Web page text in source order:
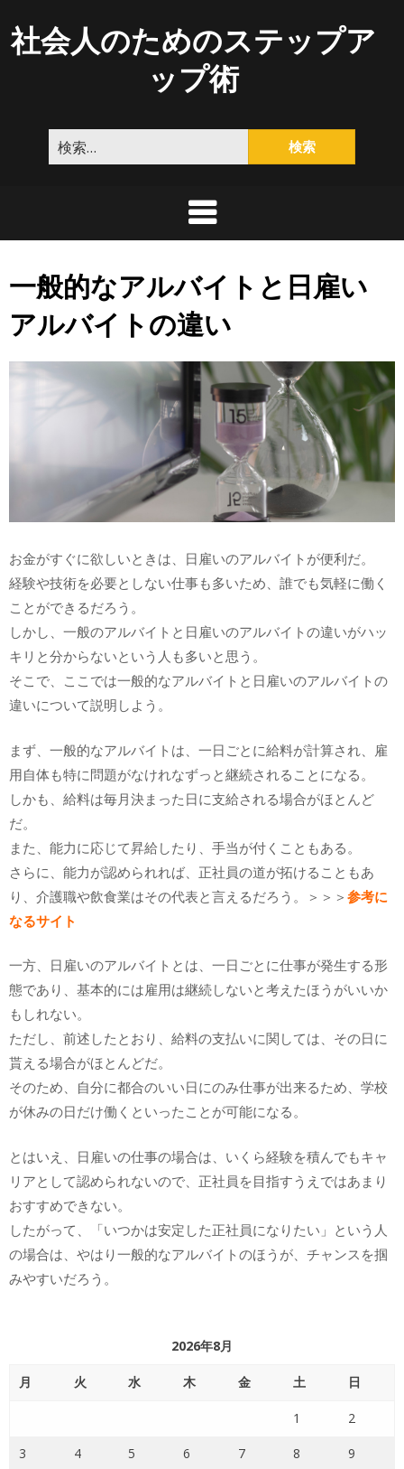
to
content
社会人のためのステップア
ップ術
索:
一般的なアルバイトと日雇い
アルバイトの違い
お金がすぐに欲しいときは、日雇いのアルバイトが便利だ。
経験や技術を必要としない仕事も多いため、誰でも気軽に働く
ことができるだろう。
しかし、一般のアルバイトと日雇いのアルバイトの違いがハッ
キリと分からないという人も多いと思う。
そこで、ここでは一般的なアルバイトと日雇いのアルバイトの
違いについて説明しよう。
まず、一般的なアルバイトは、一日ごとに給料が計算され、雇
用自体も特に問題がなけれなずっと継続されることになる。
しかも、給料は毎月決まった日に支給される場合がほとんど
だ。
また、能力に応じて昇給したり、手当が付くこともある。
さらに、能力が認められれば、正社員の道が拓けることもあ
り、介護職や飲食業はその代表と言えるだろう。＞＞＞ 参考に
なるサイト
一方、日雇いのアルバイトとは、一日ごとに仕事が発生する形
態であり、基本的には雇用は継続しないと考えたほうがいいか
もしれない。
ただし、前述したとおり、給料の支払いに関しては、その日に
貰える場合がほとんどだ。
そのため、自分に都合のいい日にのみ仕事が出来るため、学校
が休みの日だけ働くといったことが可能になる。
とはいえ、日雇いの仕事の場合は、いくら経験を積んでもキャ
リアとして認められないので、正社員を目指すうえではあまり
おすすめできない。
したがって、「いつかは安定した正社員になりたい」という人
の場合は、やはり一般的なアルバイトのほうが、チャンスを掴
みやすいだろう。
2026年8月
月 火 水 木 金 土 日
1 2
3 4 5 6 7 8 9